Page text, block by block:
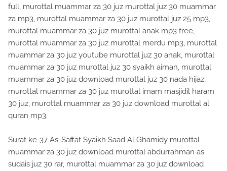
full, murottal muammar za 30 juz murottal juz 30 muammar
za mp3, murottal muammar za 30 juz murottal juz 25 mp3,
murottal muammar za 30 juz murottal anak mp3 free,
murottal muammar za 30 juz murottal merdu mp3, murottal
muammar za 30 juz youtube murottal juz 30 anak, murottal
muammar za 30 juz murottal juz 30 syaikh aiman, murottal
muammar za 30 juz download murottal juz 30 nada hijaz,
murottal muammar za 30 juz murottal imam masjidil haram
30 juz, murottal muammar za 30 juz download murottal al
quran mp3.
Surat ke-37 As-Saffat Syaikh Saad Al Ghamidy murottal
muammar za 30 juz download murottal abdurrahman as
sudais juz 30 rar, murottal muammar za 30 juz download